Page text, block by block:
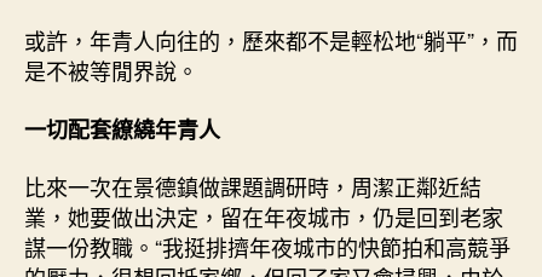
或許，年青人向往的，歷來都不是輕松地“躺平”，而
是不被等閒界說。
一切配套繚繞年青人
比來一次在景德鎮做課題調研時，周潔正鄰近結
業，她要做出決定，留在年夜城市，仍是回到老家
謀一份教職。“我挺排擠年夜城市的快節拍和高競爭